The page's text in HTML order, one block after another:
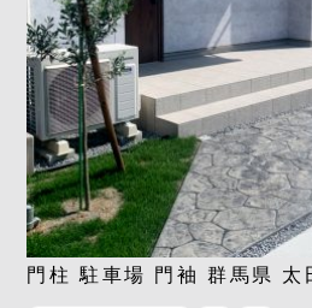
門柱 駐車場 門袖 群馬県 太